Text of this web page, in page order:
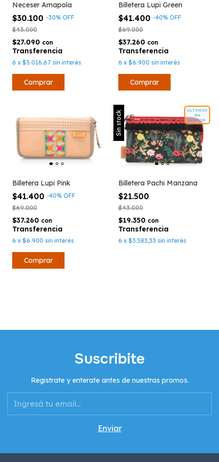
Neceser Amapola
$30.100 -30% OFF
$43.000
$27.090 con
6 x $5.016,67 sin interés
Billetera Lupi Green
$41.400 -40% OFF
$69.000
$37.260 con
6 x $6.900 sin interés
Billetera Lupi Pink
$41.400 -40% OFF
$69.000
$37.260 con
6 x $6.900 sin interés
Sin stock ÚLTIMOS
EN
STOCK
Billetera Pachi Manzana
$21.500
$43.000
$19.350 con
6 x $3.583,33 sin interés
Suscribite
Registrate y enterate antes de nuestras promos.